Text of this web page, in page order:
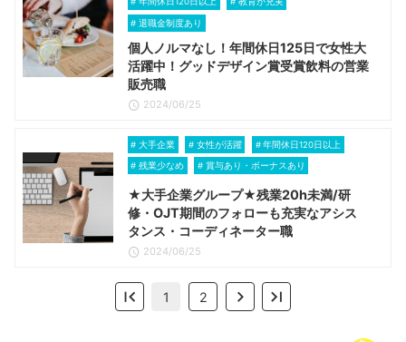
退職金制度あり
個人ノルマなし！年間休日125日で女性大
活躍中！グッドデザイン賞受賞飲料の営業
販売職
2024/06/25
大手企業 女性が活躍 年間休日120日以上
残業少なめ 賞与あり・ボーナスあり
★大手企業グループ★残業20h未満/研
修・OJT期間のフォローも充実なアシス
タンス・コーディネーター職
2024/06/25
1 2